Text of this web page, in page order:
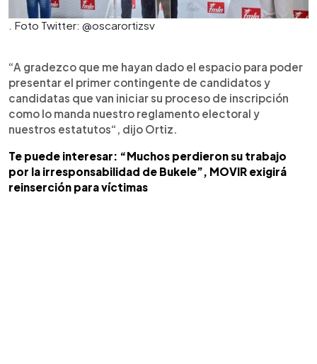
. Foto Twitter: @oscarortizsv
“A gradezco que me hayan dado el espacio para poder
presentar el primer contingente de candidatos y
candidatas que van iniciar su proceso de inscripción
como lo manda nuestro reglamento electoral y
nuestros estatutos“, dijo Ortiz.
Te puede interesar: “Muchos perdieron su trabajo
por la irresponsabilidad de Bukele”, MOVIR exigirá
reinserción para víctimas